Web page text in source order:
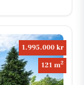
1.995.000 kr
121 m2